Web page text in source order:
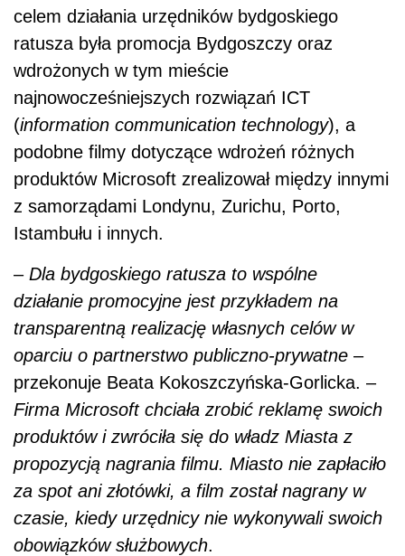
celem działania urzędników bydgoskiego
ratusza była promocja Bydgoszczy oraz
wdrożonych w tym mieście
najnowocześniejszych rozwiązań ICT
(information communication technology), a
podobne filmy dotyczące wdrożeń różnych
produktów Microsoft zrealizował między innymi
z samorządami Londynu, Zurichu, Porto,
Istambułu i innych.
– Dla bydgoskiego ratusza to wspólne
działanie promocyjne jest przykładem na
transparentną realizację własnych celów w
oparciu o partnerstwo publiczno-prywatne –
przekonuje Beata Kokoszczyńska-Gorlicka. –
Firma Microsoft chciała zrobić reklamę swoich
produktów i zwróciła się do władz Miasta z
propozycją nagrania filmu. Miasto nie zapłaciło
za spot ani złotówki, a film został nagrany w
czasie, kiedy urzędnicy nie wykonywali swoich
obowiązków służbowych.